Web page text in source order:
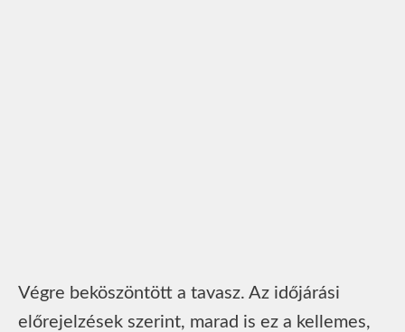
Végre beköszöntött a tavasz. Az időjárási
előrejelzések szerint, marad is ez a kellemes,